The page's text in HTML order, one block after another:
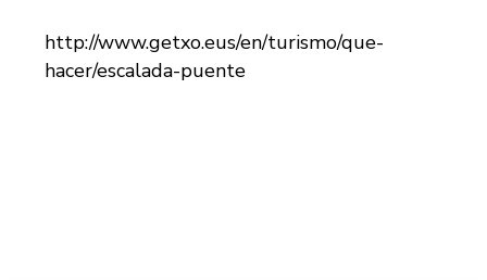
http://www.getxo.eus/en/turismo/que-
hacer/escalada-puente